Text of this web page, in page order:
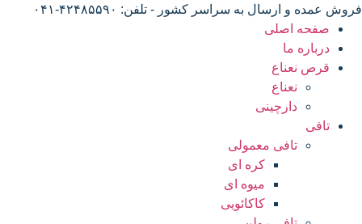
فروش عمده و ارسال به سراسر کشور - تلفن: ۴۲۴۸۵۵۹۰-۰۴۱
صفحه اصلی
درباره ما
قرص نعناع
نعناع
دارچینی
تافی
تافی معمولی
کره ای
میوه ای
کاکائویی